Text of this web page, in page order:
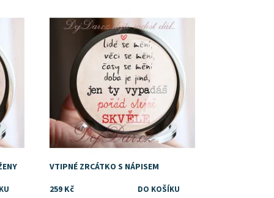
VTIPNÉ ZRCÁTKO S NÁPISEM
259 Kč